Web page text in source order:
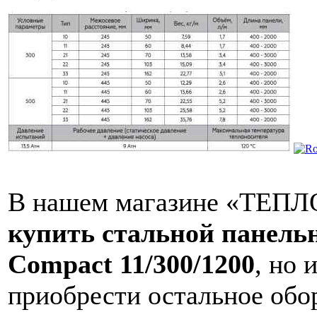
В нашем магазине
купить стальной
Compact 11/300/1200, но
приобрести остальное